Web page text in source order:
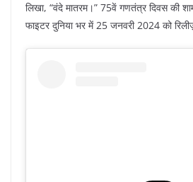
लिखा, “वंदे मातरम।” 75वें गणतंत्र दिवस की
फाइटर दुनिया भर में 25 जनवरी 2024 को